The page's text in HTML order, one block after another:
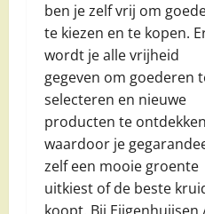
ben je zelf vrij om
te kiezen en te kopen.
wordt je alle vrijheid
gegeven om goederen
selecteren en nieuwe
producten te
waardoor je
zelf een mooie groente
uitkiest of de beste